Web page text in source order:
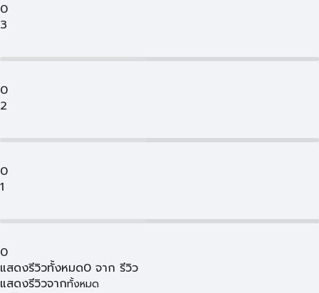
0
3
0
2
0
1
0
แสดงรีวิวทั้งหมด0 จาก รีวิว
แสดงรีวิวจากทั้งหมด